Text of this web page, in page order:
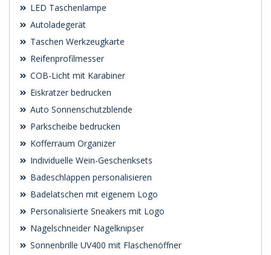
LED Taschenlampe
Autoladegerät
Taschen Werkzeugkarte
Reifenprofilmesser
COB-Licht mit Karabiner
Eiskratzer bedrucken
Auto Sonnenschutzblende
Parkscheibe bedrucken
Kofferraum Organizer
Individuelle Wein-Geschenksets
Badeschlappen personalisieren
Badelatschen mit eigenem Logo
Personalisierte Sneakers mit Logo
Nagelschneider Nagelknipser
Sonnenbrille UV400 mit Flaschenöffner